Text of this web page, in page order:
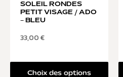
SOLEIL RONDES
PETIT VISAGE / ADO
– BLEU
33,00€
Choix des options